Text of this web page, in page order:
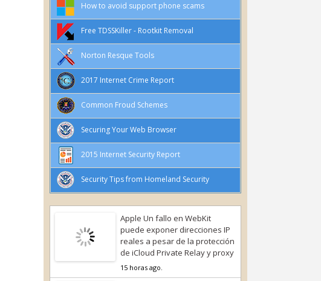
How to avoid support phone scams
Free TDSSKiller - Rootkit Removal
Norton Resque Tools
2017 Internet Crime Report
Common Froud Schemes
Securing Your Web Browser
2015 Internet Security Report
Security Tips from Homeland Security
Apple Un fallo en WebKit
puede exponer direcciones IP
reales a pesar de la protección
de iCloud Private Relay y proxy
15 horas ago.